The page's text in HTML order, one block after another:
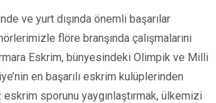
ve yurt dışında önemli başarılar
flöre branşında çalışmalarını
Eskrim, bünyesindeki Olimpik ve Milli
en başarılı eskrim kulüplerinden
eskrim sporunu yaygınlaştırmak, ülkemizi